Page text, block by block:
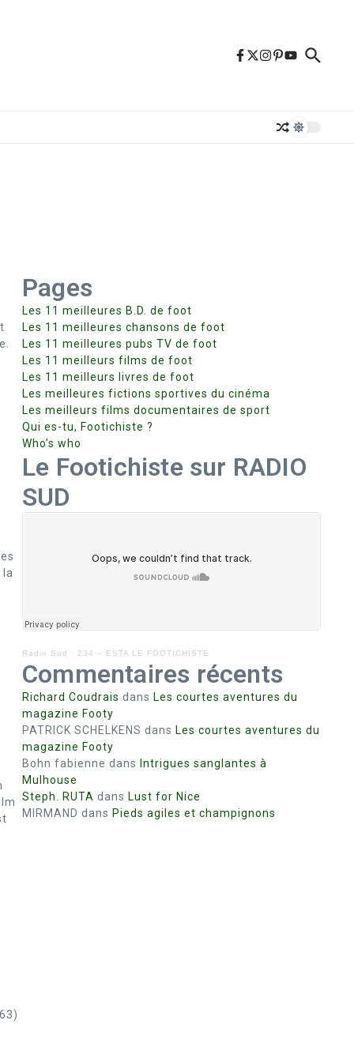
la
Pages
Les 11 meilleures B.D. de foot
Les 11 meilleures chansons de foot
Les 11 meilleures pubs TV de foot
Les 11 meilleurs films de foot
Les 11 meilleurs livres de foot
Les meilleures fictions sportives du cinéma
Les meilleurs films documentaires de sport
Qui es-tu, Footichiste ?
Who’s who
Le Footichiste sur RADIO
SUD
Radio Sud · 234 – ESTA LE FOOTICHISTE
Commentaires récents
Richard Coudrais dans Les courtes aventures du
magazine Footy
PATRICK SCHELKENS dans Les courtes aventures du
magazine Footy
Bohn fabienne dans
Intrigues sanglantes à
Mulhouse
Steph. RUTA dans Lust for Nice
MIRMAND dans Pieds agiles et champignons